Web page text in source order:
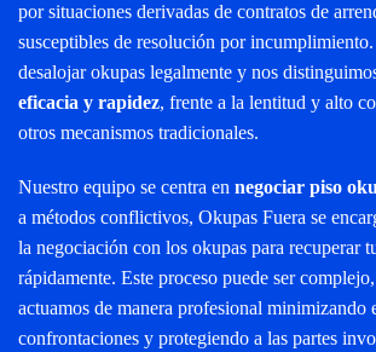
por situaciones derivadas de contratos de
susceptibles de resolución por
desalojar okupas legalmente y nos
eficacia y rapidez, frente a la lentitud y alto
otros mecanismos tradicionales.
Nuestro equipo se centra en negociar piso
a métodos conflictivos, Okupas Fuera se
la negociación con los okupas para recuperar
rápidamente. Este proceso puede ser
actuamos de manera profesional minimizando
confrontaciones y protegiendo a las partes